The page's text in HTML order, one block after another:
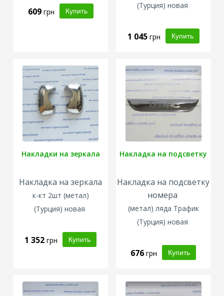
609 грн
(Турция) новая
1 045 грн
Накладки на зеркала
Накладка на зеркала
к-кт 2шт (метал)
(Турция) новая
1 352грн
Накладка на подсветку
Накладка на подсветку
номера
(метал) ляда Трафик
(Турция) новая
676грн